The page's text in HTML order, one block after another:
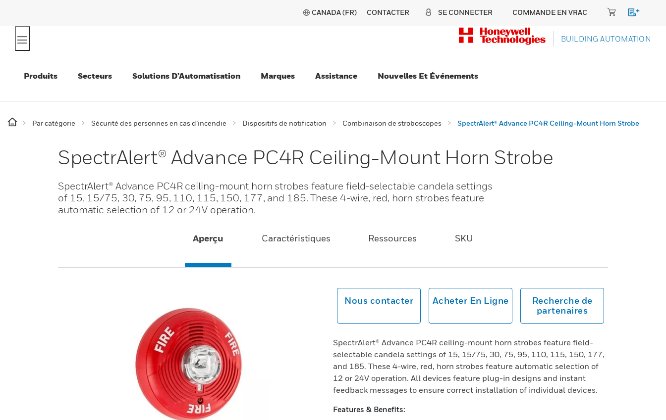
CANADA (FR) CONTACTER SE CONNECTER COMMANDE EN VRAC
BUILDING AUTOMATION
Produits Secteurs Solutions D’Automatisation Marques Assistance Nouvelles Et Événements
Par catégorie Sécurité des personnes en cas d’incendie Dispositifs de notification Combinaison de stroboscopes SpectrAlert® Advance PC4R Ceiling-Mount Horn Strobe
SpectrAlert® Advance PC4R Ceiling-Mount Horn Strobe
SpectrAlert® Advance PC4R ceiling-mount horn strobes feature field-selectable candela settings
of 15, 15/75, 30, 75, 95, 110, 115, 150, 177, and 185. These 4-wire, red, horn strobes feature
automatic selection of 12 or 24V operation.
Aperçu Caractéristiques Ressources SKU
Nous contacter Acheter En Ligne
Recherche de
partenaires
SpectrAlert® Advance PC4R ceiling-mount horn strobes feature field-
selectable candela settings of 15, 15/75, 30, 75, 95, 110, 115, 150, 177,
and 185. These 4-wire, red, horn strobes feature automatic selection of
12 or 24V operation. All devices feature plug-in designs and instant
feedback messages to ensure correct installation of individual devices.
Features & Benefits: